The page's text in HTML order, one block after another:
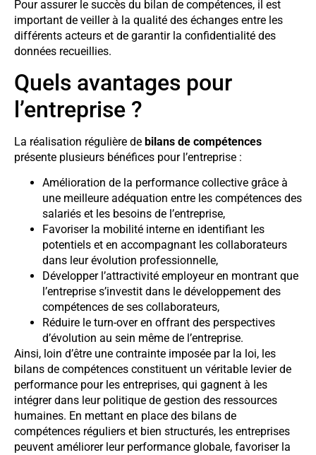
Pour assurer le succès du bilan de compétences, il est
important de veiller à la qualité des échanges entre les
différents acteurs et de garantir la confidentialité des
données recueillies.
Quels avantages pour
l’entreprise ?
La réalisation régulière de bilans de compétences
présente plusieurs bénéfices pour l’entreprise :
Amélioration de la performance collective grâce à
une meilleure adéquation entre les compétences des
salariés et les besoins de l’entreprise,
Favoriser la mobilité interne en identifiant les
potentiels et en accompagnant les collaborateurs
dans leur évolution professionnelle,
Développer l’attractivité employeur en montrant que
l’entreprise s’investit dans le développement des
compétences de ses collaborateurs,
Réduire le turn-over en offrant des perspectives
d’évolution au sein même de l’entreprise.
Ainsi, loin d’être une contrainte imposée par la loi, les
bilans de compétences constituent un véritable levier de
performance pour les entreprises, qui gagnent à les
intégrer dans leur politique de gestion des ressources
humaines. En mettant en place des bilans de
compétences réguliers et bien structurés, les entreprises
peuvent améliorer leur performance globale, favoriser la